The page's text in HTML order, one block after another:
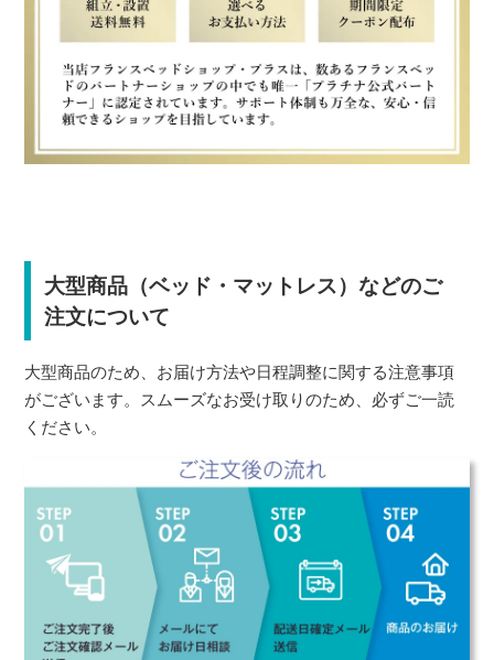
大型商品（ベッド・マットレス）などのご
注文について
大型商品のため、お届け方法や日程調整に関する注意事項
がございます。スムーズなお受け取りのため、必ずご一読
ください。